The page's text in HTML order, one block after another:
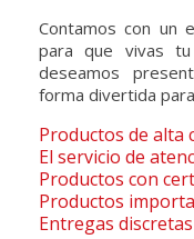
Contamos con un
para que vivas tu
deseamos
forma divertida
Productos de alta
El servicio de
Productos con
Productos
Entregas